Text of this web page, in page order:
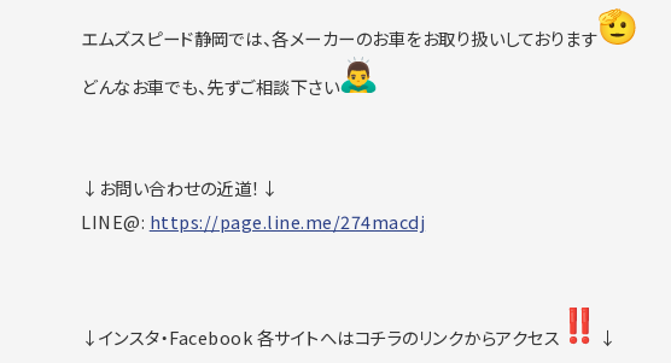
エムズスピード静岡では、各メーカーのお車をお取り扱いしております
どんなお車でも、先ずご相談下さい
↓お問い合わせの近道！↓
LINE@: https://page.line.me/274macdj
↓インスタ・Facebook 各サイトへはコチラのリンクからアクセス ↓